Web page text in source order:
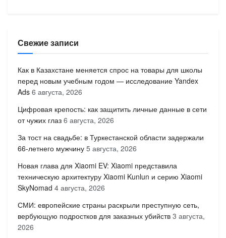
Свежие записи
Как в Казахстане меняется спрос на товары для школы
перед новым учебным годом — исследование Yandex
Ads 6 августа, 2026
Цифровая крепость: как защитить личные данные в сети
от чужих глаз 6 августа, 2026
За тост на свадьбе: в Туркестанской области задержали
66-летнего мужчину 5 августа, 2026
Новая глава для Xiaomi EV: Xiaomi представила
техническую архитектуру Xiaomi Kunlun и серию Xiaomi
SkyNomad 4 августа, 2026
СМИ: европейские страны раскрыли преступную сеть,
вербующую подростков для заказных убийств 3 августа,
2026